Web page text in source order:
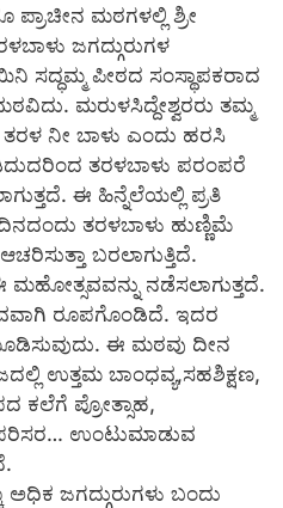
ಪ್ರಾಚೀನ ಮಠಗಳಲ್ಲಿ ಶ್ರೀ
ಜಗದ್ಗುರುಗಳ
ಸದ್ಧಮ್ಮ ಪೀಠದ ಸಂಸ್ಥಾಪಕರಾದ
ಮರುಳಸಿದ್ದೇಶ್ವರರು ತಮ್ಮ
ತರಳ ನೀ ಬಾಳು ಎಂದು ಹರಸಿ
ತರಳಬಾಳು ಪರಂಪರೆ
ಈ ಹಿನ್ನೆಲೆಯಲ್ಲಿ ಪ್ರತಿ
ತರಳಬಾಳು ಹುಣ್ಣಿಮೆ
ಬರಲಾಗುತ್ತಿದೆ.
ಮಹೋತ್ಸವವನ್ನು ನಡೆಸಲಾಗುತ್ತದೆ.
ರೂಪಗೊಂಡಿದೆ. ಇದರ
ಈ ಮಠವು ದೀನ
ಉತ್ತಮ ಬಾಂಧವ್ಯ,ಸಹಶಿಕ್ಷಣ,
ಕಲೆಗೆ ಪ್ರೋತ್ಸಾಹ,
ಪರಿಸರ… ಉಂಟುಮಾಡುವ
ಜಗದ್ಗುರುಗಳು ಬಂದು